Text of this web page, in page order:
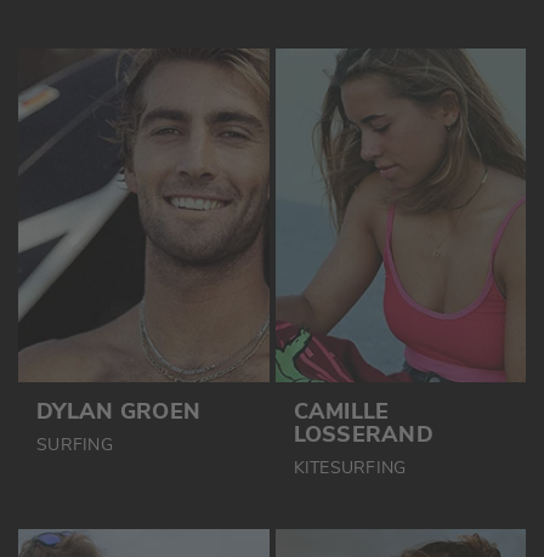
DYLAN GROEN
SURFING
CAMILLE
LOSSERAND
KITESURFING